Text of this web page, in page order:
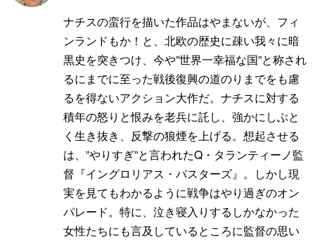
ナチスの蛮行を描いた作品はやまないが、フィ
ンランドもか！と、北欧の歴史に疎い我々に暗
黒史を突きつけ、今や”世界一幸福な国”と称され
るにまでに至った戦後復興の道のりまでをも慮
るを得ないアクション大作だ。ナチスに対する
積年の怒りと恨みを老兵に託し、強かにしぶと
く生き抜き、反撃の狼煙を上げる。想起させる
は、”やりすぎ”と言われたQ・タランティーノ監
督『イングロリアス・バスターズ』。しかし現
実を見てもわかるように戦争はやり過ぎのオン
パレード。特に、泣き寝入りするしかなかった
女性たちにも言及しているところに監督の思い